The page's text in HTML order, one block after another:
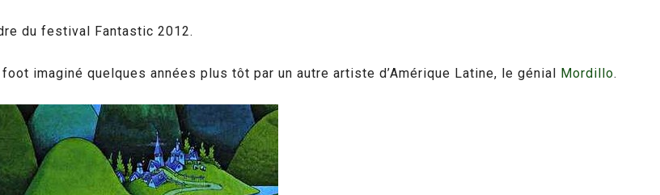
du festival Fantastic 2012.
imaginé quelques années plus tôt par un autre artiste d’Amérique Latine, le génial Mordillo.